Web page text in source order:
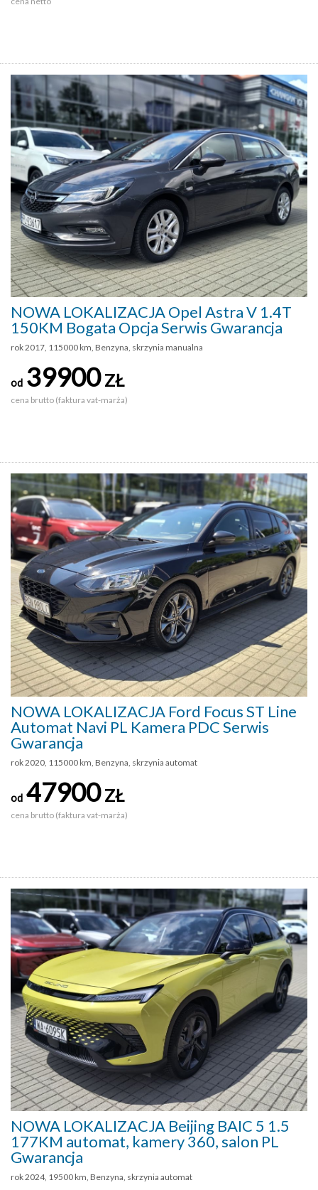
NOWA LOKALIZACJA Opel Astra V 1.4T
150KM Bogata Opcja Serwis Gwarancja
rok 2017, 115000 km, Benzyna, skrzynia manualna
od 39900ZŁ
cena brutto (faktura vat-marża)
NOWA LOKALIZACJA Ford Focus ST Line
Automat Navi PL Kamera PDC Serwis
Gwarancja
rok 2020, 115000 km, Benzyna, skrzynia automat
od 47900ZŁ
cena brutto (faktura vat-marża)
NOWA LOKALIZACJA Beijing BAIC 5 1.5
177KM automat, kamery 360, salon PL
Gwarancja
rok 2024, 19500 km, Benzyna, skrzynia automat